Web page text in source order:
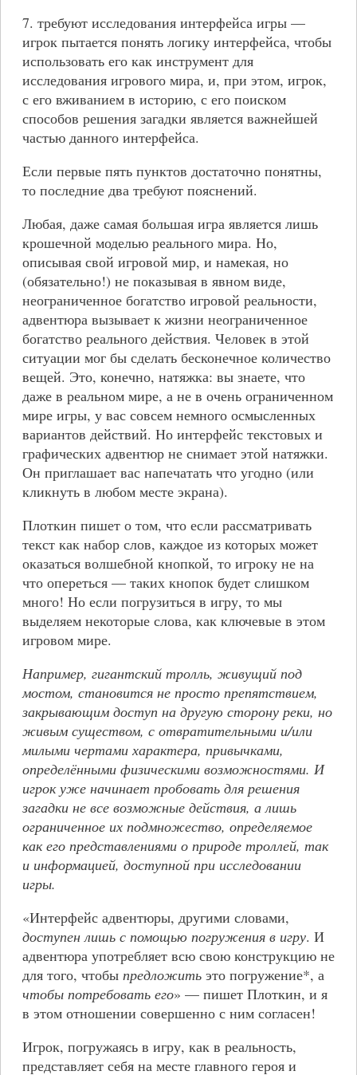
7. требуют исследования интерфейса игры —
игрок пытается понять логику интерфейса, чтобы
использовать его как инструмент для
исследования игрового мира, и, при этом, игрок,
с его вживанием в историю, с его поиском
способов решения загадки является важнейшей
частью данного интерфейса.
Если первые пять пунктов достаточно понятны,
то последние два требуют пояснений.
Любая, даже самая большая игра является лишь
крошечной моделью реального мира. Но,
описывая свой игровой мир, и намекая, но
(обязательно!) не показывая в явном виде,
неограниченное богатство игровой реальности,
адвентюра вызывает к жизни неограниченное
богатство реального действия. Человек в этой
ситуации мог бы сделать бесконечное количество
вещей. Это, конечно, натяжка: вы знаете, что
даже в реальном мире, а не в очень ограниченном
мире игры, у вас совсем немного осмысленных
вариантов действий. Но интерфейс текстовых и
графических адвентюр не снимает этой натяжки.
Он приглашает вас напечатать что угодно (или
кликнуть в любом месте экрана).
Плоткин пишет о том, что если рассматривать
текст как набор слов, каждое из которых может
оказаться волшебной кнопкой, то игроку не на
что опереться — таких кнопок будет слишком
много! Но если погрузиться в игру, то мы
выделяем некоторые слова, как ключевые в этом
игровом мире.
Например, гигантский тролль, живущий под
мостом, становится не просто препятствием,
закрывающим доступ на другую сторону реки, но
живым существом, с отвратительными и/или
милыми чертами характера, привычками,
определёнными физическими возможностями. И
игрок уже начинает пробовать для решения
загадки не все возможные действия, а лишь
ограниченное их подмножество, определяемое
как его представлениями о природе троллей, так
и информацией, доступной при исследовании
игры.
«Интерфейс адвентюры, другими словами,
доступен лишь с помощью погружения в игру. И
адвентюра употребляет всю свою конструкцию не
для того, чтобы предложитьэто погружение*, а
чтобы потребовать его» — пишет Плоткин, и я
в этом отношении совершенно с ним согласен!
Игрок, погружаясь в игру, как в реальность,
представляет себя на месте главного героя и